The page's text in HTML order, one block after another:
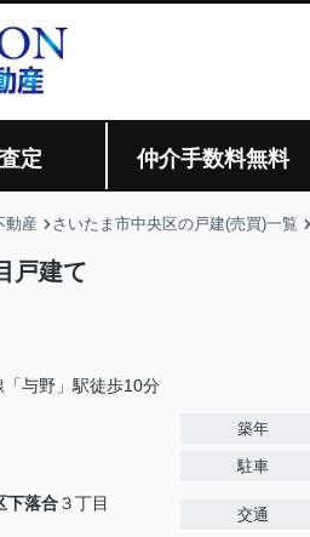
定 仲介手数料無料
動産 さいたま市中央区の戸建(売買)一覧
戸建て
「与野」駅徒歩10分
下落合３丁目
築年
駐車
交通